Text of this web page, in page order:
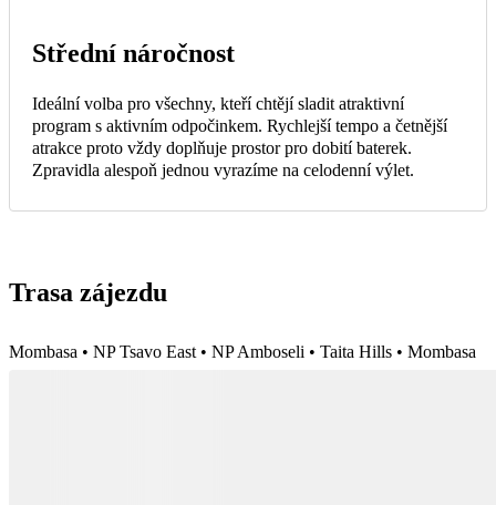
Střední náročnost
Ideální volba pro všechny, kteří chtějí sladit atraktivní
program s aktivním odpočinkem. Rychlejší tempo a četnější
atrakce proto vždy doplňuje prostor pro dobití baterek.
Zpravidla alespoň jednou vyrazíme na celodenní výlet.
Trasa zájezdu
Mombasa • NP Tsavo East • NP Amboseli • Taita Hills • Mombasa